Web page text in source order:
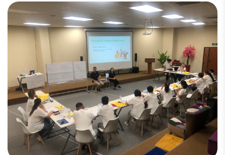
учеников 5–11 классов. Ребят обучат востребованным
навыкам, которым не учат в школе – это навыки
коммуникации, выступление перед аудиторией,
планирование и управление временем,
самопрезентация и развитие уверенности в себе.